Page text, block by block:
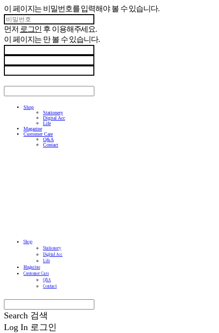
이 페이지는 비밀번호를 입력해야 볼 수 있습니다.
먼저 로그인 후 이용해주세요.
이 페이지는 만 볼 수 있습니다.
Shop
Stationery
Digital Acc
Life
Magazine
Customer Care
Q&A
Contact
Shop
Stationery
Digital Acc
Life
Magazine
Customer Care
Q&A
Contact
Search 검색
Log In 로그인